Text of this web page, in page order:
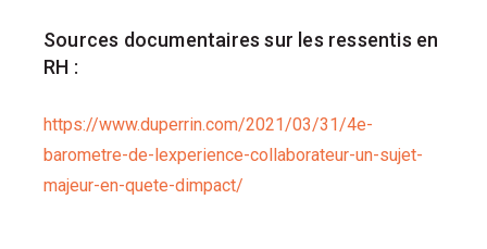
Sources documentaires sur les ressentis en
RH :
https://www.duperrin.com/2021/03/31/4e-
barometre-de-lexperience-collaborateur-un-sujet-
majeur-en-quete-dimpact/